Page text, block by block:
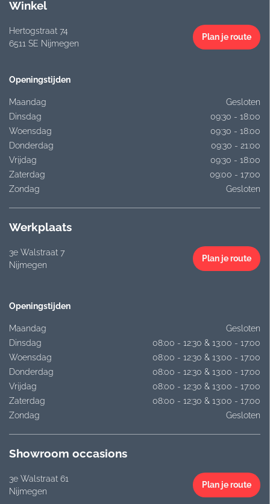
Winkel
Hertogstraat 74
6511 SE Nijmegen
Plan je route
Openingstijden
Maandag
Gesloten
Dinsdag
09:30 - 18:00
Woensdag
09:30 - 18:00
Donderdag
09:30 - 21:00
Vrijdag
09:30 - 18:00
Zaterdag
09:00 - 17:00
Zondag
Gesloten
Werkplaats
3e Walstraat 7
Nijmegen
Plan je route
Openingstijden
Maandag
Gesloten
Dinsdag
08:00 - 12:30 & 13:00 - 17:00
Woensdag
08:00 - 12:30 & 13:00 - 17:00
Donderdag
08:00 - 12:30 & 13:00 - 17:00
Vrijdag
08:00 - 12:30 & 13:00 - 17:00
Zaterdag
08:00 - 12:30 & 13:00 - 17:00
Zondag
Gesloten
Showroom occasions
3e Walstraat 61
Nijmegen
Plan je route